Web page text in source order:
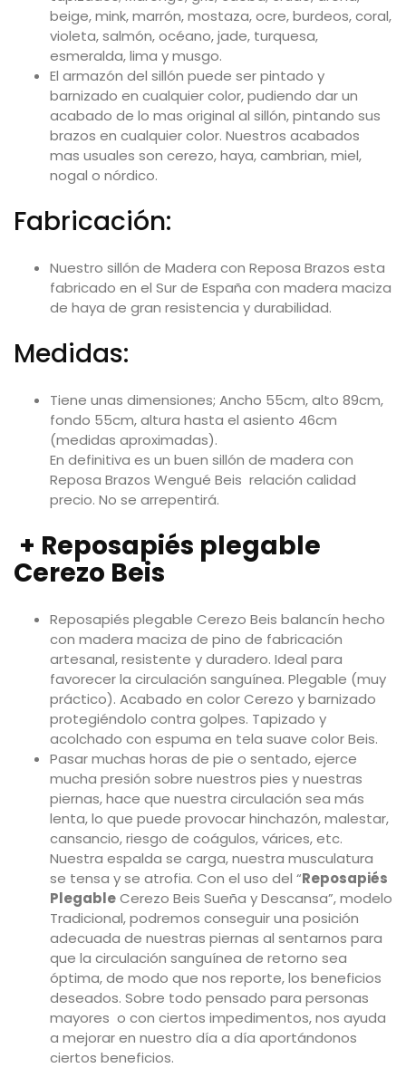
beige, mink, marrón, mostaza, ocre, burdeos, coral,
violeta, salmón, océano, jade, turquesa,
esmeralda, lima y musgo.
El armazón del sillón puede ser pintado y
barnizado en cualquier color, pudiendo dar un
acabado de lo mas original al sillón, pintando sus
brazos en cualquier color. Nuestros acabados
mas usuales son cerezo, haya, cambrian, miel,
nogal o nórdico.
Fabricación:
Nuestro sillón de Madera con Reposa Brazos esta
fabricado en el Sur de España con madera maciza
de haya de gran resistencia y durabilidad.
Medidas:
Tiene unas dimensiones; Ancho 55cm, alto 89cm,
fondo 55cm, altura hasta el asiento 46cm
(medidas aproximadas).
En definitiva es un buen sillón de madera con
Reposa Brazos Wengué Beis relación calidad
precio. No se arrepentirá.
+ Reposapiés plegable
Cerezo Beis
Reposapiés plegable Cerezo Beis balancín hecho
con madera maciza de pino de fabricación
artesanal, resistente y duradero. Ideal para
favorecer la circulación sanguínea. Plegable (muy
práctico). Acabado en color Cerezo y barnizado
protegiéndolo contra golpes. Tapizado y
acolchado con espuma en tela suave color Beis.
Pasar muchas horas de pie o sentado, ejerce
mucha presión sobre nuestros pies y nuestras
piernas, hace que nuestra circulación sea más
lenta, lo que puede provocar hinchazón, malestar,
cansancio, riesgo de coágulos, várices, etc.
Nuestra espalda se carga, nuestra musculatura
se tensa y se atrofia. Con el uso del “Reposapiés
PlegableCerezo Beis Sueña y Descansa”, modelo
Tradicional, podremos conseguir una posición
adecuada de nuestras piernas al sentarnos para
que la circulación sanguínea de retorno sea
óptima, de modo que nos reporte, los beneficios
deseados. Sobre todo pensado para personas
mayores o con ciertos impedimentos, nos ayuda
a mejorar en nuestro día a día aportándonos
ciertos beneficios.